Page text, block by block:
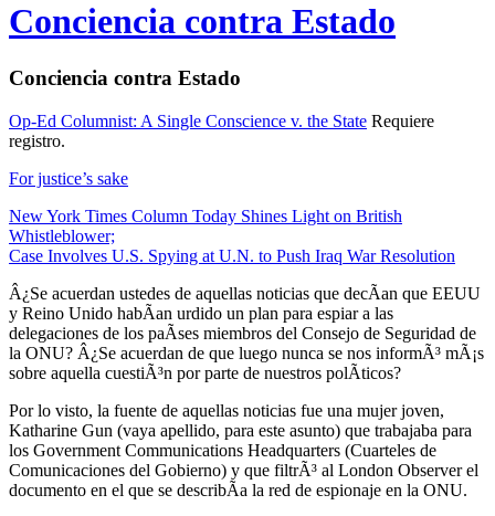
Conciencia contra Estado
Conciencia contra Estado
Op-Ed Columnist: A Single Conscience v. the State Requiere
registro.
For justice’s sake
New York Times Column Today Shines Light on British
Whistleblower;
Case Involves U.S. Spying at U.N. to Push Iraq War Resolution
Â¿Se acuerdan ustedes de aquellas noticias que decÃ­an que EEUU
y Reino Unido habÃ­an urdido un plan para espiar a las
delegaciones de los paÃ­ses miembros del Consejo de Seguridad de
la ONU? Â¿Se acuerdan de que luego nunca se nos informÃ³ mÃ¡s
sobre aquella cuestiÃ³n por parte de nuestros polÃ­ticos?
Por lo visto, la fuente de aquellas noticias fue una mujer joven,
Katharine Gun (vaya apellido, para este asunto) que trabajaba para
los Government Communications Headquarters (Cuarteles de
Comunicaciones del Gobierno) y que filtrÃ³ al London Observer el
documento en el que se describÃ­a la red de espionaje en la ONU.